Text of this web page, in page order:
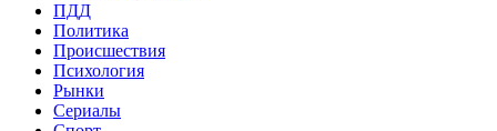
ПДД
Политика
Происшествия
Психология
Рынки
Сериалы